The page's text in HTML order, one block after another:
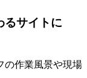
るサイトに
の作業風景や現場